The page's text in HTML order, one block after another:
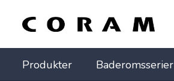
Produkter Baderomsserier